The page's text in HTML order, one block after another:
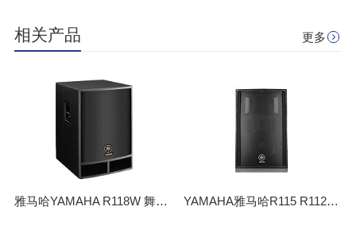
相关产品 更多
雅马哈YAMAHA R118W 舞台演出多媒体教室会议多功能厅 大功率音箱 YAMAHA雅马哈R115 R112 专业音响设备 演出舞台KTV会议户外音箱